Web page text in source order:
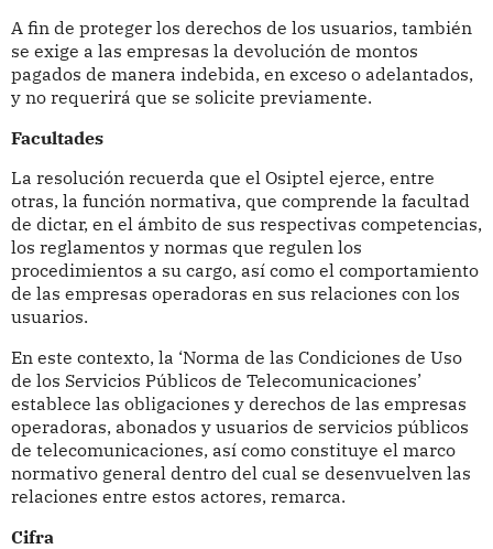
A fin de proteger los derechos de los usuarios, también
se exige a las empresas la devolución de montos
pagados de manera indebida, en exceso o adelantados,
y no requerirá que se solicite previamente.
Facultades
La resolución recuerda que el Osiptel ejerce, entre
otras, la función normativa, que comprende la facultad
de dictar, en el ámbito de sus respectivas competencias,
los reglamentos y normas que regulen los
procedimientos a su cargo, así como el comportamiento
de las empresas operadoras en sus relaciones con los
usuarios.
En este contexto, la ‘Norma de las Condiciones de Uso
de los Servicios Públicos de Telecomunicaciones’
establece las obligaciones y derechos de las empresas
operadoras, abonados y usuarios de servicios públicos
de telecomunicaciones, así como constituye el marco
normativo general dentro del cual se desenvuelven las
relaciones entre estos actores, remarca.
Cifra